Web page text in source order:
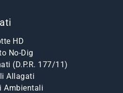
HD
No-Dig
(D.P.R. 177/11)
Allagati
Ambientali